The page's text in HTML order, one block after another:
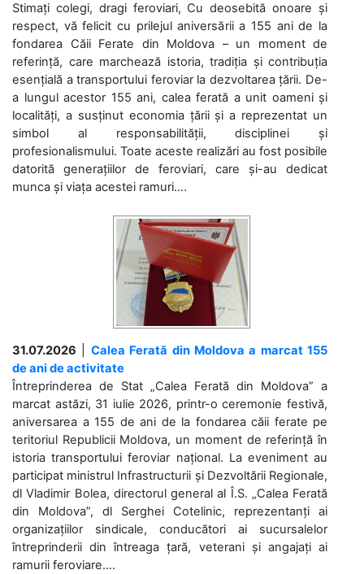
Stimați colegi, dragi feroviari, Cu deosebită onoare și
respect, vă felicit cu prilejul aniversării a 155 ani de la
fondarea Căii Ferate din Moldova – un moment de
referință, care marchează istoria, tradiția și contribuția
esențială a transportului feroviar la dezvoltarea țării. De-
a lungul acestor 155 ani, calea ferată a unit oameni și
localități, a susținut economia țării și a reprezentat un
simbol al responsabilității, disciplinei și
profesionalismului. Toate aceste realizări au fost posibile
datorită generațiilor de feroviari, care și-au dedicat
munca și viața acestei ramuri....
31.07.2026
Calea Ferată din Moldova a marcat 155
de ani de activitate
Întreprinderea de Stat „Calea Ferată din Moldova” a
marcat astăzi, 31 iulie 2026, printr-o ceremonie festivă,
aniversarea a 155 de ani de la fondarea căii ferate pe
teritoriul Republicii Moldova, un moment de referință în
istoria transportului feroviar național. La eveniment au
participat ministrul Infrastructurii și Dezvoltării Regionale,
dl Vladimir Bolea, directorul general al Î.S. „Calea Ferată
din Moldova”, dl Serghei Cotelinic, reprezentanți ai
organizațiilor sindicale, conducători ai sucursalelor
întreprinderii din întreaga țară, veterani și angajați ai
ramurii feroviare....